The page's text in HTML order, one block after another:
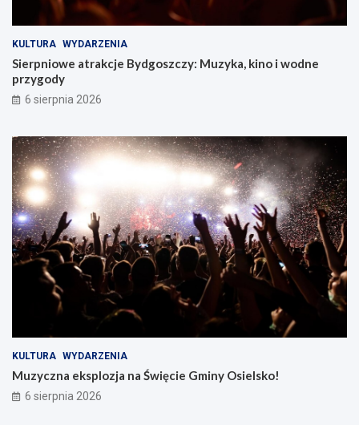
KULTURA WYDARZENIA
Sierpniowe atrakcje Bydgoszczy: Muzyka, kino i wodne
przygody
6 sierpnia 2026
KULTURA WYDARZENIA
Muzyczna eksplozja na Święcie Gminy Osielsko!
6 sierpnia 2026